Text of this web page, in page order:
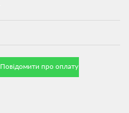
Повідомити про оплату